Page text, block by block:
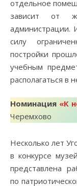
отдельное
зависит от
администрации.
силу
постройки
учебным
располагаться в
Номинация «К
Черемхово
Несколько лет
в конкурсе
представлена
по